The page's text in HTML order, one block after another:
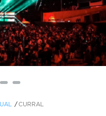
CURRAL